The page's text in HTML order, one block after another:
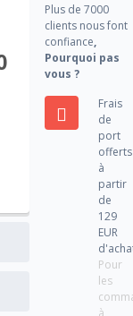
Plus de 7000
clients nous font
confiance,
Pourquoi pas
vous ?
Frais
de
port
offerts
à
partir
de
129
EUR
Pour
les
à